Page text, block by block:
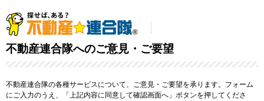
不動産連合隊へのご意見・ご要望
不動産連合隊の各種サービスについて、ご意見・ご要望を承ります。フォーム
にご入力のうえ、「上記内容に同意して確認画面へ」ボタンを押してくださ